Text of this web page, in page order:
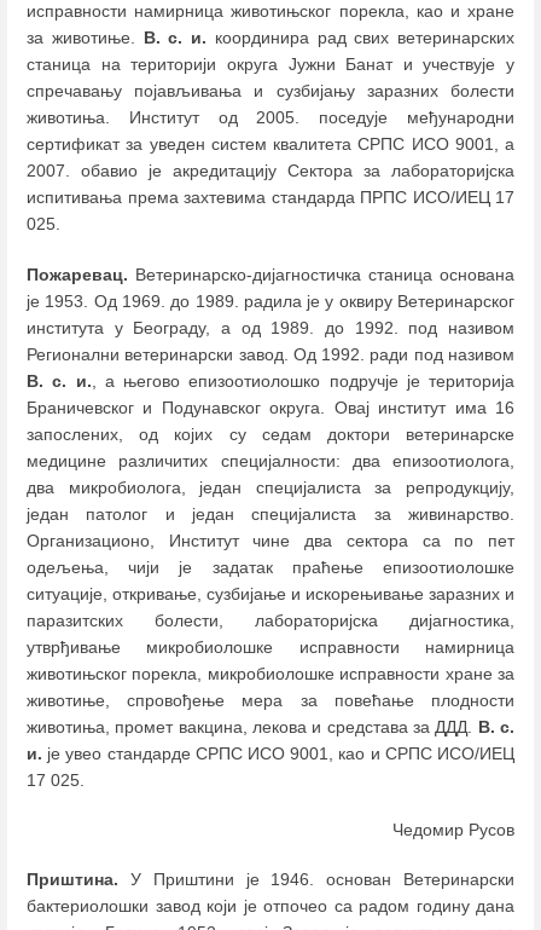
исправности намирница животињског порекла, као и хране
за животиње. В. с. и. координира рад свих ветеринарских
станица на територији округа Јужни Банат и учествује у
спречавању појављивања и сузбијању заразних болести
животиња. Институт од 2005. поседује међународни
сертификат за уведен систем квалитета СРПС ИСО 9001, а
2007. обавио је акредитацију Сектора за лабораторијска
испитивања према захтевима стандарда ПРПС ИСО/ИЕЦ 17
025.
Пожаревац. Ветеринарско-дијагностичка станица основана
је 1953. Од 1969. до 1989. радила је у оквиру Ветеринарског
института у Београду, а од 1989. до 1992. под називом
Регионални ветеринарски завод. Од 1992. ради под називом
В. с. и. , а његово епизоотиолошко подручје је територија
Браничевског и Подунавског округа. Овај институт има 16
запослених, од којих су седам доктори ветеринарске
медицине различитих специјалности: два епизоотиолога,
два микробиолога, један специјалиста за репродукцију,
један патолог и један специјалиста за живинарство.
Организационо, Институт чине два сектора са по пет
одељења, чији је задатак праћење епизоотиолошке
ситуације, откривање, сузбијање и искорењивање заразних и
паразитских болести, лабораторијска дијагностика,
утврђивање микробиолошке исправности намирница
животињског порекла, микробиолошке исправности хране за
животиње, спровођење мера за повећање плодности
животиња, промет вакцина, лекова и средстава за ДДД. В. с.
и. је увео стандарде СРПС ИСО 9001, као и СРПС ИСО/ИЕЦ
17 025.
Чедомир Русов
Приштина. У Приштини је 1946. основан Ветеринарски
бактериолошки завод који је отпочео са радом годину дана